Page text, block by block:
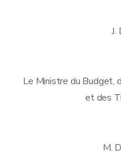
J.
Le Ministre du Budget,
et des
M.